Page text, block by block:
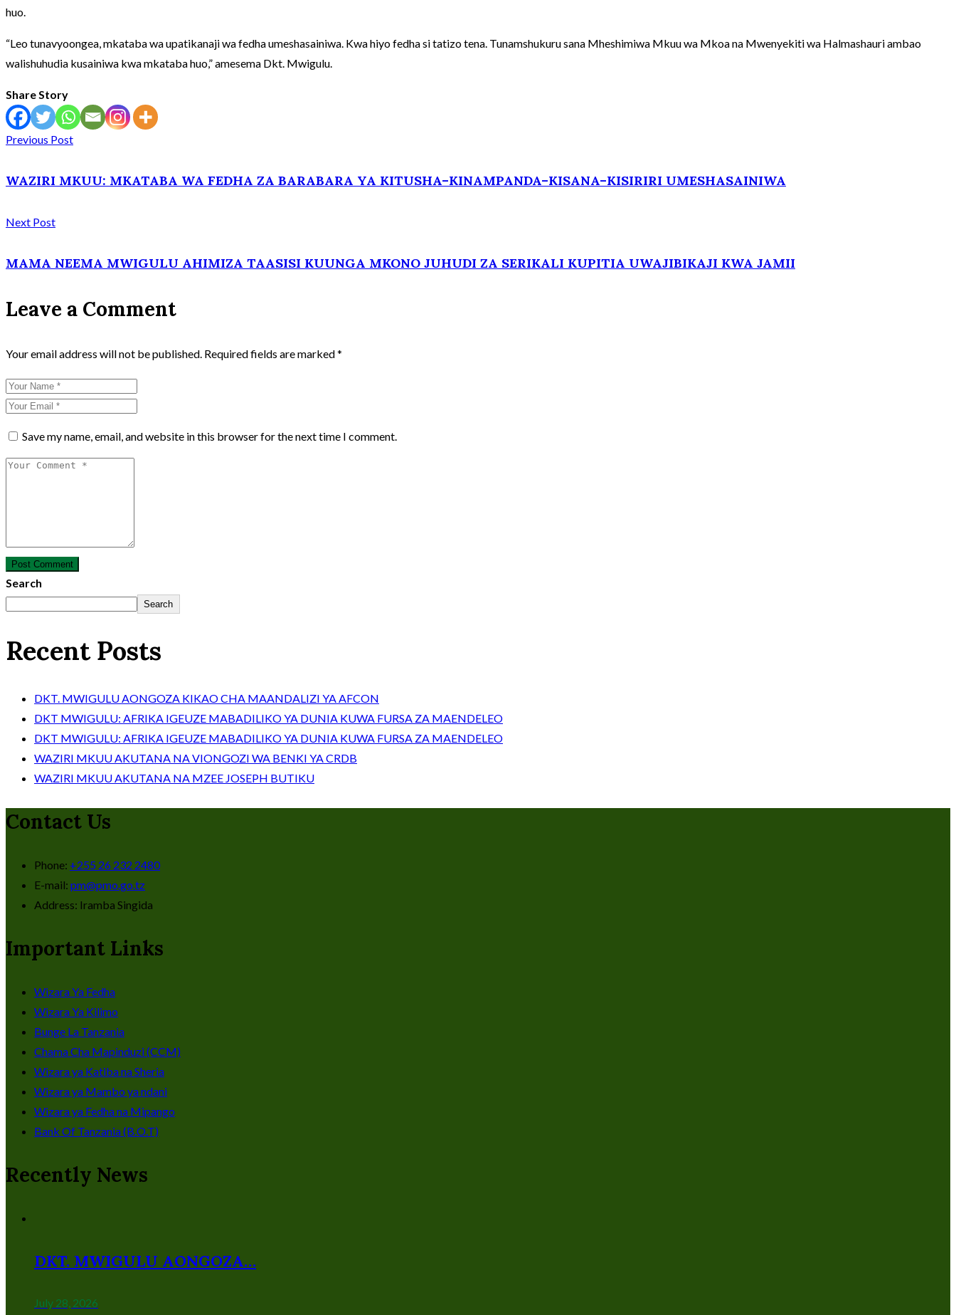
huo.
“Leo tunavyoongea, mkataba wa upatikanaji wa fedha umeshasainiwa. Kwa hiyo fedha si tatizo tena. Tunamshukuru sana Mheshimiwa Mkuu wa Mkoa na Mwenyekiti wa Halmashauri ambao
walishuhudia kusainiwa kwa mkataba huo,” amesema Dkt. Mwigulu.
Share Story
Previous Post
WAZIRI MKUU: MKATABA WA FEDHA ZA BARABARA YA KITUSHA–KINAMPANDA–KISANA–KISIRIRI UMESHASAINIWA
Next Post
MAMA NEEMA MWIGULU AHIMIZA TAASISI KUUNGA MKONO JUHUDI ZA SERIKALI KUPITIA UWAJIBIKAJI KWA JAMII
Leave a Comment
Your email address will not be published. Required fields are marked*
Save my name, email, and website in this browser for the next time I comment.
Post Comment
Search
Search
Recent Posts
DKT. MWIGULU AONGOZA KIKAO CHA MAANDALIZI YA AFCON
DKT MWIGULU: AFRIKA IGEUZE MABADILIKO YA DUNIA KUWA FURSA ZA MAENDELEO
DKT MWIGULU: AFRIKA IGEUZE MABADILIKO YA DUNIA KUWA FURSA ZA MAENDELEO
WAZIRI MKUU AKUTANA NA VIONGOZI WA BENKI YA CRDB
WAZIRI MKUU AKUTANA NA MZEE JOSEPH BUTIKU
Contact Us
Phone: +255 26 232 2480
E-mail: pm@pmo.go.tz
Address: Iramba Singida
Important Links
Wizara Ya Fedha
Wizara Ya Kilimo
Bunge La Tanzania
Chama Cha Mapinduzi (CCM)
Wizara ya Katiba na Sheria
Wizara ya Mambo ya ndani
Wizara ya Fedha na Mipango
Bank Of Tanzania (B.O.T)
Recently News
DKT. MWIGULU AONGOZA…
July 28, 2026